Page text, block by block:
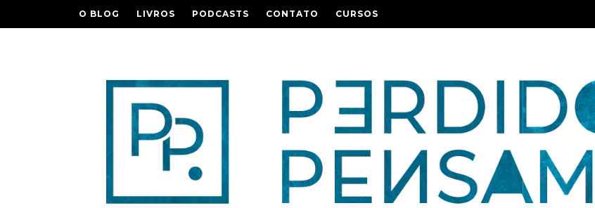
O BLOG LIVROS PODCASTS CONTATO CURSOS